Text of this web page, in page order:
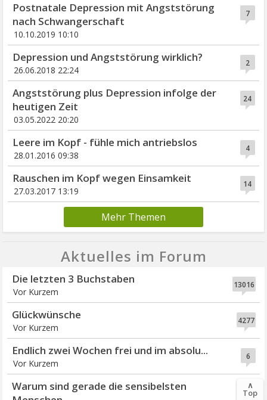
7
Postnatale Depression mit Angststörung
nach Schwangerschaft
10.10.2019 10:10
2
Depression und Angststörung wirklich?
26.06.2018 22:24
24
Angststörung plus Depression infolge der
heutigen Zeit
03.05.2022 20:20
4
Leere im Kopf - fühle mich antriebslos
28.01.2016 09:38
14
Rauschen im Kopf wegen Einsamkeit
27.03.2017 13:19
Mehr Themen
Aktuelles im Forum
13016
Die letzten 3 Buchstaben
Vor Kurzem
4277
Glückwünsche
Vor Kurzem
6
Endlich zwei Wochen frei und im absolu...
Vor Kurzem
6
Warum sind gerade die sensibelsten
∧
Top